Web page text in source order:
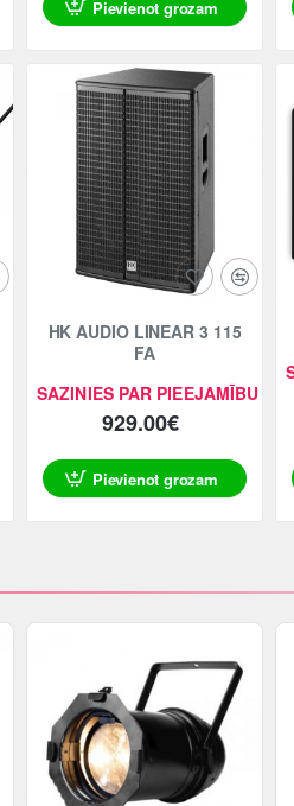
Pievienot grozam
SAZINIES PAR PIEEJAMĪBU
HK AUDIO LINEAR 3 115
FA
929.00€
Pievienot grozam